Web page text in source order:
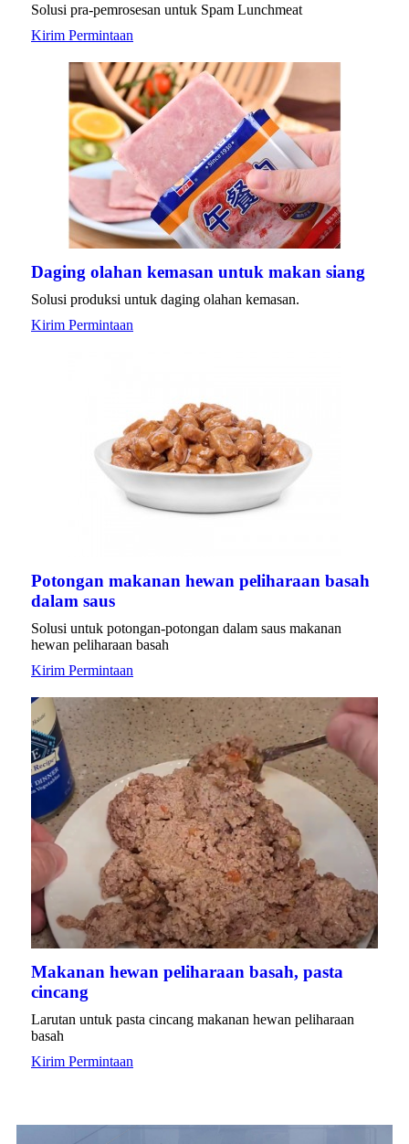
Solusi pra-pemrosesan untuk Spam Lunchmeat
Kirim Permintaan
Daging olahan kemasan untuk makan siang
Solusi produksi untuk daging olahan kemasan.
Kirim Permintaan
Potongan makanan hewan peliharaan basah
dalam saus
Solusi untuk potongan-potongan dalam saus makanan
hewan peliharaan basah
Kirim Permintaan
Makanan hewan peliharaan basah, pasta
cincang
Larutan untuk pasta cincang makanan hewan peliharaan
basah
Kirim Permintaan